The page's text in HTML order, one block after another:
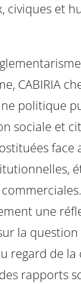
civiques et
CABIRIA
politique
sociale et
face
une
la question
regard de
rapports